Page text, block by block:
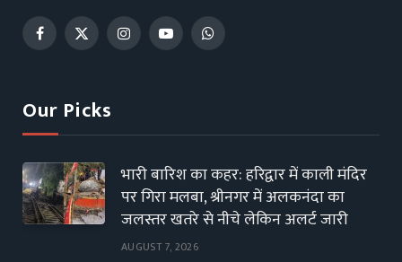
Facebook
X
InstagramYouTubeWhatsApp
Our Picks
भारी बारिश का कहर: हरिद्वार में काली मंदिर
पर गिरा मलबा, श्रीनगर में अलकनंदा का
जलस्तर खतरे से नीचे लेकिन अलर्ट जारी
AUGUST 7, 2026